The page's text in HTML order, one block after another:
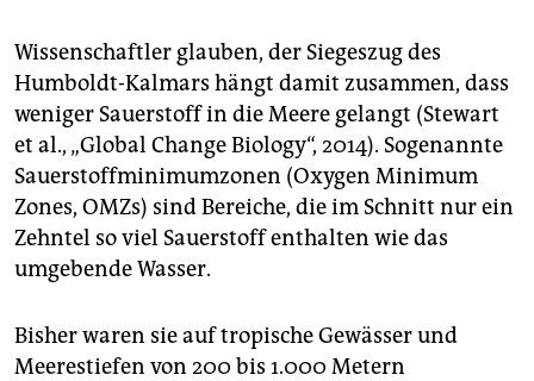
Wissenschaftler glauben, der Siegeszug des
Humboldt-Kalmars hängt damit zusammen, dass
weniger Sauerstoff in die Meere gelangt (Stewart
et al., „Global Change Biology“, 2014). Sogenannte
Sauerstoffminimumzonen (Oxygen Minimum
Zones, OMZs) sind Bereiche, die im Schnitt nur ein
Zehntel so viel Sauerstoff enthalten wie das
umgebende Wasser.
Bisher waren sie auf tropische Gewässer und
Meerestiefen von 200 bis 1.000 Metern